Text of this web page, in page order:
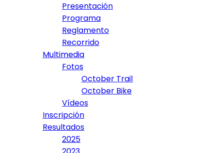
Presentación
Programa
Reglamento
Recorrido
Multimedia
Fotos
October Trail
October Bike
Vídeos
Inscripción
Resultados
2025